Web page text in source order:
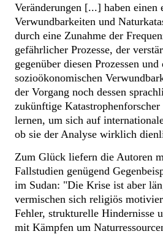
Veränderungen [...] haben einen
Verwundbarkeiten und
durch eine Zunahme der
gefährlicher Prozesse, der
gegenüber diesen Prozessen
sozioökonomischen
der Vorgang noch dessen
zukünftige
lernen, um sich auf
ob sie der Analyse wirklich
Zum Glück liefern die Autoren
Fallstudien genügend
im Sudan: "Die Krise ist aber
vermischen sich religiös
Fehler, strukturelle Hindernisse
mit Kämpfen um